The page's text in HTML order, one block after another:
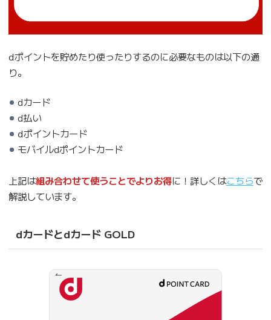
ⅾポイントを貯めたり使ったりするのに必要なものは以下の通
り。
dカード
d払い
ⅾポイントカード
モバイルdポイントカード
上記は組み合わせて使うことでよりお得に！詳しくはこちらで
解説しています。
dカードとdカード GOLD